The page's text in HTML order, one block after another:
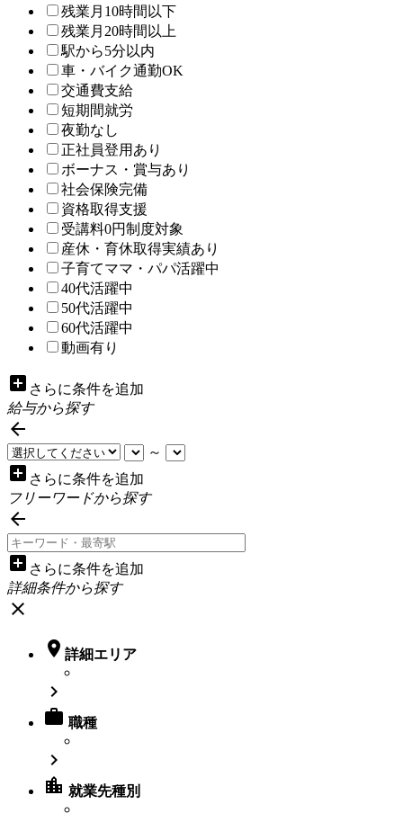
残業月10時間以下
残業月20時間以上
駅から5分以内
車・バイク通勤OK
交通費支給
短期間就労
夜勤なし
正社員登用あり
ボーナス・賞与あり
社会保険完備
資格取得支援
受講料0円制度対象
産休・育休取得実績あり
子育てママ・パパ活躍中
40代活躍中
50代活躍中
60代活躍中
動画有り
add_box さらに条件を追加
給与から探す

～
add_box さらに条件を追加
フリーワードから探す

add_box さらに条件を追加
詳細条件から探す
close
 詳細エリア

 職種

location_city 就業先種別